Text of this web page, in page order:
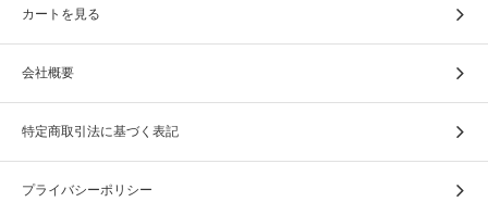
カートを見る
会社概要
特定商取引法に基づく表記
プライバシーポリシー